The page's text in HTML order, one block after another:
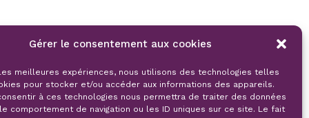
Gérer le consentement aux cookies
meilleures expériences, nous utilisons des technologies telles
pour stocker et/ou accéder aux informations des appareils.
à ces technologies nous permettra de traiter des données
comportement de navigation ou les ID uniques sur ce site. Le fait